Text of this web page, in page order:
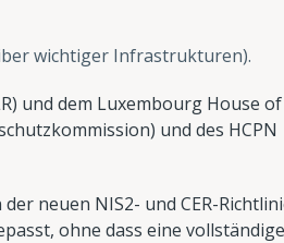
wichtiger Infrastrukturen).
und dem Luxembourg House of
und des HCPN
neuen NIS2- und CER-
ohne dass eine vollständige